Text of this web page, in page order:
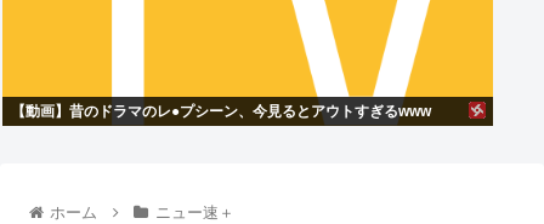
【動画】昔のドラマのレ●プシーン、今見るとアウトすぎるwww
ホーム ニュー速＋